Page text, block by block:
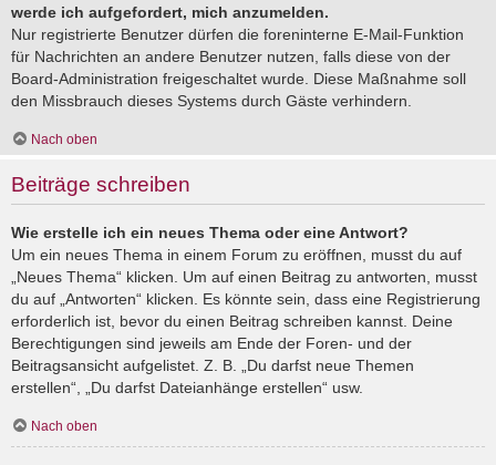
werde ich aufgefordert, mich anzumelden.
Nur registrierte Benutzer dürfen die foreninterne E-Mail-Funktion
für Nachrichten an andere Benutzer nutzen, falls diese von der
Board-Administration freigeschaltet wurde. Diese Maßnahme soll
den Missbrauch dieses Systems durch Gäste verhindern.
Nach oben
Beiträge schreiben
Wie erstelle ich ein neues Thema oder eine Antwort?
Um ein neues Thema in einem Forum zu eröffnen, musst du auf
„Neues Thema“ klicken. Um auf einen Beitrag zu antworten, musst
du auf „Antworten“ klicken. Es könnte sein, dass eine Registrierung
erforderlich ist, bevor du einen Beitrag schreiben kannst. Deine
Berechtigungen sind jeweils am Ende der Foren- und der
Beitragsansicht aufgelistet. Z. B. „Du darfst neue Themen
erstellen“, „Du darfst Dateianhänge erstellen“ usw.
Nach oben